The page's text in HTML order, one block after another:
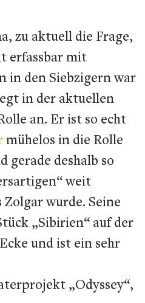
zu aktuell die Frage,
erfassbar mit
in den Siebzigern war
in der aktuellen
an. Er ist so echt
mühelos in die Rolle
deshalb so
weit
wurde. Seine
„Sibirien“ auf der
und ist ein sehr
„Odyssey“,